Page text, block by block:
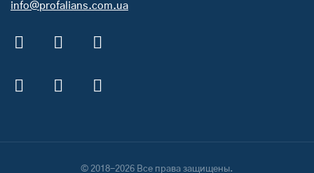
info@profalians.com.ua
© 2018-2026 Все права защищены.